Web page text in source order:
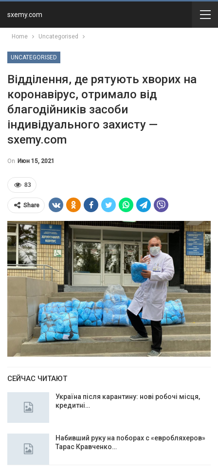
sxemy.com
Home Uncategorised
UNCATEGORISED
Відділення, де рятують хворих на
коронавірус, отримало від
благодійників засоби
індивідуального захисту —
sxemy.com
On Июн 15, 2021
83
Share
СЕЙЧАС ЧИТАЮТ
Україна після карантину: нові робочі місця,
кредитні…
Набивший руку на поборах с «евробляхеров»
Тарас Кравченко…